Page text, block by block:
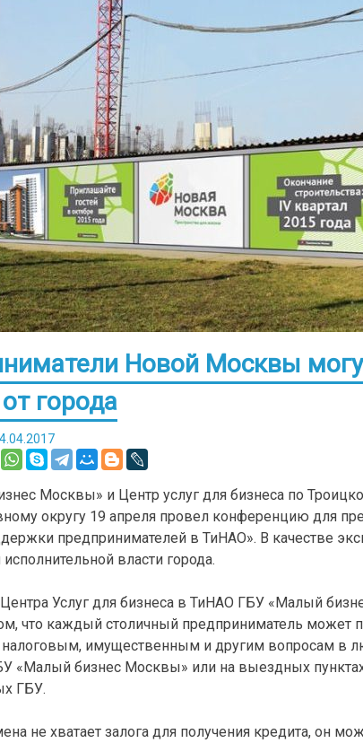
Новой Москвы
города
Москвы» и Центр услуг для бизнеса по
округу 19 апреля провел конференцию для
предпринимателей в ТиНАО». В качестве
власти города.
Услуг для бизнеса в ТиНАО ГБУ «Малый
что каждый столичный предприниматель может
имущественным и другим вопросам в
«Малый бизнес Москвы» или на выездных
ГБУ.
не хватает залога для получения кредита, он